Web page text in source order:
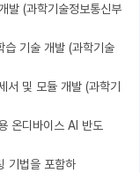
발 (과학기술정보통신부
습 기술 개발 (과학기술
및 모듈 개발 (과학기
온디바이스 AI 반도
기법을 포함하